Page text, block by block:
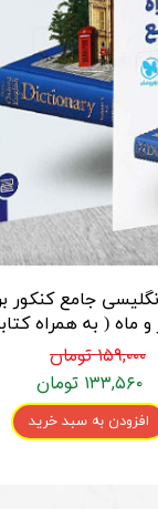
جامع کنکور
ماه ( به همراه
رایگان )۱۵۹,۰۰۰ تومان
۱۳۳,۵۶۰ تومان
افزودن به سبد خرید